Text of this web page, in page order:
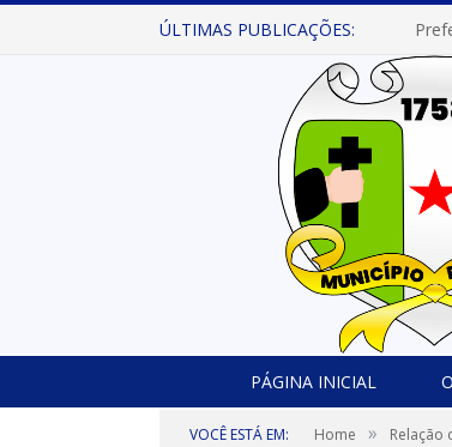
ÚLTIMAS PUBLICAÇÕES:
PÁGINA INICIAL
VOCÊ ESTÁ EM: Home » Relação